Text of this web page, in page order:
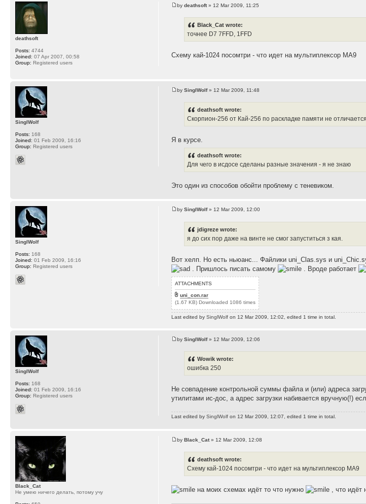
bydeathsoft» 12 Mar 2009, 11:25
Black_Cat wrote:
точнее D7 7FFD, 1FFD
Схему кай-1024 посомтри - что идет на мультиплексор MA9
deathsoft
Posts: 4744
Joined: 07 Apr 2007, 00:58
Group: Registered users
bySinglWolf» 12 Mar 2009, 11:48
deathsoft wrote:
Скорпион-256 от Кай-256 по раскладке памяти не отличается.
Я в курсе.
deathsoft wrote:
Для чего в исдосе сделаны разные значения - я не знаю
Это один из способов обойти проблему с теневиком.
SinglWolf
Posts: 168
Joined: 01 Feb 2009, 16:16
Group: Registered users
bySinglWolf» 12 Mar 2009, 12:00
jdigreze wrote:
я до сих пор даже на винте не смог запуститься з кая.
Вот хелп. Но есть ньюанс... Файлики uni_Clas.sys и
. Пришлось писать самому
. Вроде работает
ATTACHMENTS
uni_con.rar
(1.67 KB) Downloaded 1086 times
Last edited bySinglWolf on 12 Mar 2009, 12:02, edited 1 time in total.
SinglWolf
Posts: 168
Joined: 01 Feb 2009, 16:16
Group: Registered users
bySinglWolf» 12 Mar 2009, 12:06
Wowik wrote:
ошибка 250
Не совпадение контрольной суммы файла и (или) адреса
утилитами ис-дос, а адрес загрузки набивается вручную(!)
Last edited bySinglWolf on 12 Mar 2009, 12:07, edited 1 time in total.
SinglWolf
Posts: 168
Joined: 01 Feb 2009, 16:16
Group: Registered users
byBlack_Cat» 12 Mar 2009, 12:08
deathsoft wrote:
Схему кай-1024 посомтри - что идет на мультиплексор MA9
на моих схемах идёт то что нужно , что идёт
Black_Cat
Не умею ничего делать, потому учу